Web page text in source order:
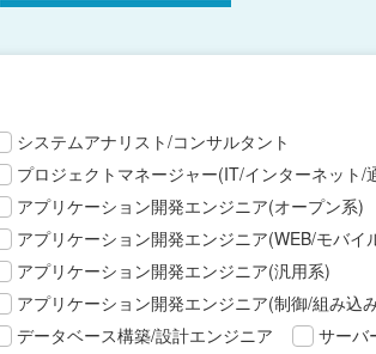
システムアナリスト/コンサルタント
プロジェクトマネージャー(IT/インターネット/
アプリケーション開発エンジニア(オープン系)
アプリケーション開発エンジニア(WEB/モバイ
アプリケーション開発エンジニア(汎用系)
アプリケーション開発エンジニア(制御/組み込
データベース構築/設計エンジニア
サーバ